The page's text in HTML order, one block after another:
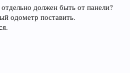
должен быть от панели?
одометр поставить.